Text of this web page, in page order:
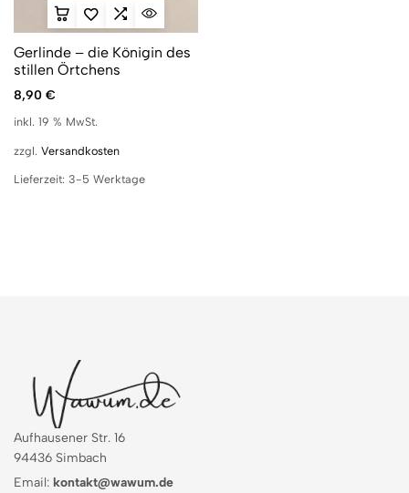
Gerlinde – die Königin des
stillen Örtchens
8,90 €
inkl. 19 % MwSt.
zzgl. Versandkosten
Lieferzeit: 3-5 Werktage
Aufhausener Str. 16
94436 Simbach
Email: kontakt@wawum.de